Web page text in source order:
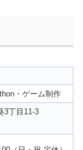
・ゲーム制作
3丁目11-3